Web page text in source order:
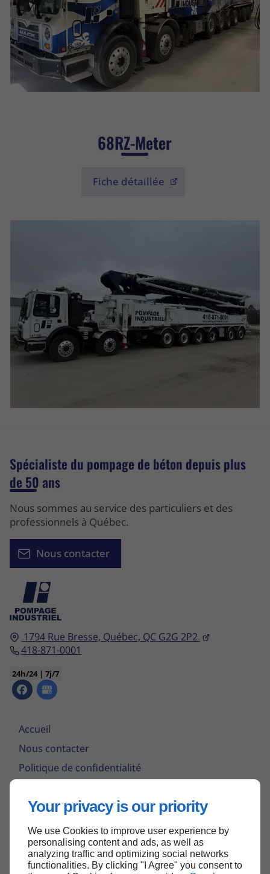
Your privacy is our priority
We use Cookies to improve user experience by
personalising content and ads, as well as
analyzing traffic and optimizing social networks
functionalities. By clicking "I Agree" you consent to
68RZ-Meter
Fiche détaillée
1794 Rue Bresse, Québec, QC G2G 2P2
418-871-0001
24h/24 | 7j/7
Accueil
Nous contacter
Politique de confidentialité
Spécialiste du pompage de béton depuis plus
de 50 ans
Nous sommes au service des particuliers et des
professionnels à Québec.
Nous contacter
Haut de page